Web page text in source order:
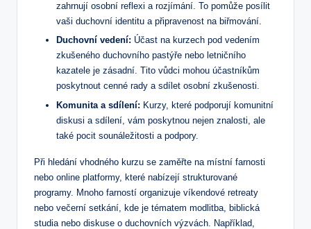
zahrnují osobní reflexi a rozjímání. To pomůže posílit
vaši duchovní identitu a připravenost na biřmování.
Duchovní vedení: Účast ⁢na kurzech pod vedením
⁤zkušeného duchovního pastýře nebo letničního
kazatele⁤ je zásadní. Tito vůdci mohou účastníkům
poskytnout cenné rady a sdílet osobní zkušenosti.
Komunita a sdílení: Kurzy, které podporují komunitní‌
diskusi a sdílení, vám ⁢poskytnou nejen znalosti, ale
také pocit​ sounáležitosti a podpory.
Při hledání vhodného‍ kurzu se zaměřte na místní farnosti⁣
nebo ⁢online platformy, ⁢které nabízejí strukturované​
programy. Mnoho farností organizuje víkendové retreaty
nebo večerní setkání, kde je tématem modlitba, biblická
studia nebo diskuse o duchovních výzvách. Například,